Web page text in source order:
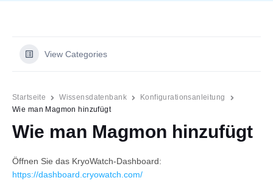
View Categories
Startseite Wissensdatenbank
Konfigurationsanleitung
Wie man Magmon hinzufügt
Wie man Magmon hinzufügt
Öffnen Sie das KryoWatch-Dashboard:
https://dashboard.cryowatch.com/